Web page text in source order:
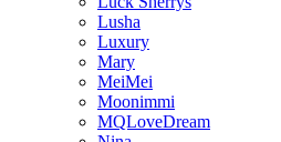
Lusha
Luxury
Mary
MeiMei
Moonimmi
MQLoveDream